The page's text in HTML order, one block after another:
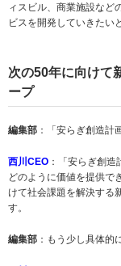
ィスビル、商業施設など
ビスを開発していきたい
次の50年に向けて
ープ
編集部 ：「安らぎ創造計
西川CEO ：「安らぎ創
どのように価値を提供で
けて社会課題を解決する
す。
編集部 ：もう少し具体的